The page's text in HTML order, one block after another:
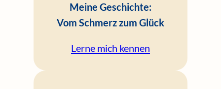
Meine Geschichte:
Vom Schmerz zum Glück
Lerne mich kennen